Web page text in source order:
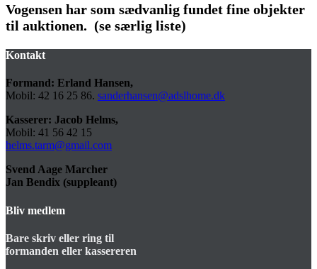
Vogensen har som sædvanlig fundet fine objekter
til auktionen. (se særlig liste)
Kontakt
Formand: Erland Hansen,
Mobil: 42 16 25 86. sanderhansen@adslhome.dk
Kasserer: Jacob Helms,
Mobil: 41 56 42 15
helms.tarm@gmail.com
Svend Aage Marcher
Jan Bendix (suppleant)
Bliv medlem
Bare skriv eller ring til
formanden eller kassereren